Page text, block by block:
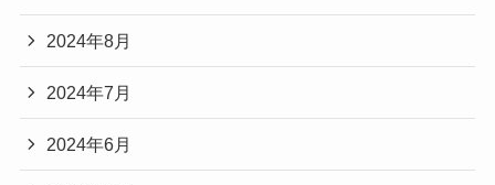
2024年8月
2024年7月
2024年6月